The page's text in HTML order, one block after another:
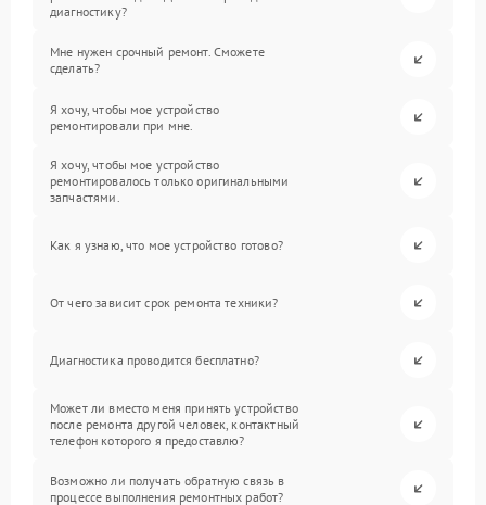
диагностику?
Мне нужен срочный ремонт. Сможете
сделать?
Я хочу, чтобы мое устройство
ремонтировали при мне.
Я хочу, чтобы мое устройство
ремонтировалось только оригинальными
запчастями.
Как я узнаю, что мое устройство готово?
От чего зависит срок ремонта техники?
Диагностика проводится бесплатно?
Может ли вместо меня принять устройство
после ремонта другой человек, контактный
телефон которого я предоставлю?
Возможно ли получать обратную связь в
процессе выполнения ремонтных работ?